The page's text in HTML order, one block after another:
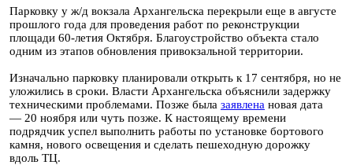
Парковку у ж/д вокзала Архангельска перекрыли еще в августе
прошлого года для проведения работ по реконструкции
площади 60-летия Октября. Благоустройство объекта стало
одним из этапов обновления привокзальной территории.
Изначально парковку планировали открыть к 17 сентября, но не
уложились в сроки. Власти Архангельска объяснили задержку
техническими проблемами. Позже была заявлена новая дата
— 20 ноября или чуть позже. К настоящему времени
подрядчик успел выполнить работы по установке бортового
камня, нового освещения и сделать пешеходную дорожку
вдоль ТЦ.